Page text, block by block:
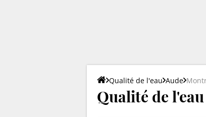
Qualité de l'eau Aude
Qualité de